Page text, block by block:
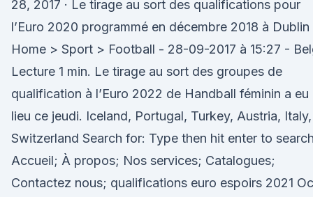
28, 2017 · Le tirage au sort des qualifications pour
l’Euro 2020 programmé en décembre 2018 à Dublin
Home > Sport > Football - 28-09-2017 à 15:27 -
Lecture 1 min. Le tirage au sort des groupes de
qualification à l’Euro 2022 de Handball féminin a eu
lieu ce jeudi. Iceland, Portugal, Turkey, Austria, Italy,
Switzerland Search for: Type then hit enter to search
Accueil; À propos; Nos services; Catalogues;
Contactez nous; qualifications euro espoirs 2021